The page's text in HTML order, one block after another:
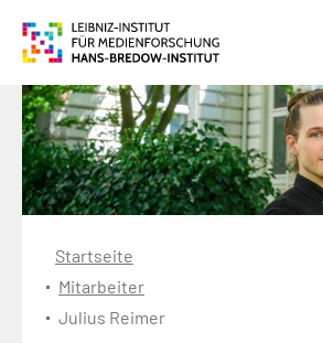
Startseite
Mitarbeiter
Julius Reimer